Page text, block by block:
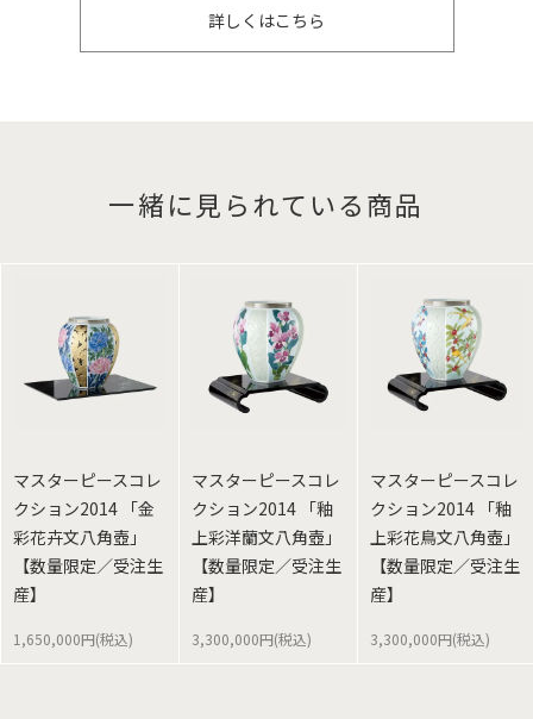
詳しくはこちら
一緒に見られている商品
マスターピースコレ
クション2014 「金
彩花卉文八角壺」
【数量限定／受注生
産】
1,650,000円(税込)
マスターピースコレ
クション2014 「釉
上彩洋蘭文八角壺」
【数量限定／受注生
産】
3,300,000円(税込)
マスターピースコレ
クション2014 「釉
上彩花鳥文八角壺」
【数量限定／受注生
産】
3,300,000円(税込)